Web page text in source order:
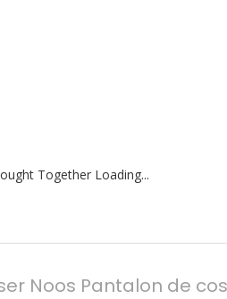
Together Loading...
Noos Pantalon de